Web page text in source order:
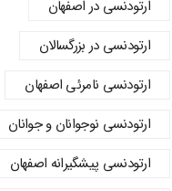
ارتودنسی در اصفهان
ارتودنسی در بزرگسالان
ارتودنسی نامرئی اصفهان
ارتودنسی نوجوانان و جوانان
ارتودنسی پیشگیرانه اصفهان